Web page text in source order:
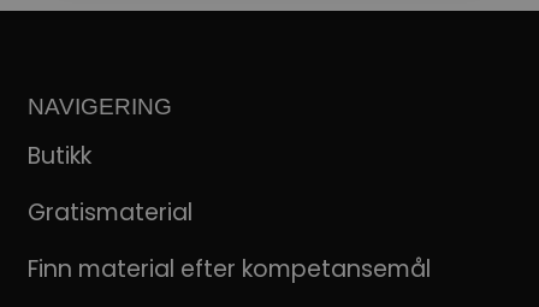
NAVIGERING
Butikk
Gratismaterial
Finn material efter kompetansemål